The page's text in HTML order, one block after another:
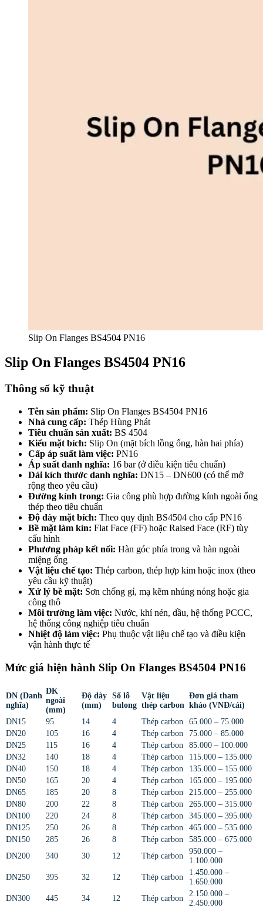
Slip On Flanges BS4504 PN16
Slip On Flanges BS4504 PN16
Thông số kỹ thuật
Tên sản phẩm: Slip On Flanges BS4504 PN16
Nhà cung cấp: Thép Hùng Phát
Tiêu chuẩn sản xuất: BS 4504
Kiểu mặt bích: Slip On (mặt bích lồng ống, hàn hai phía)
Cấp áp suất làm việc: PN16
Áp suất danh nghĩa: 16 bar (ở điều kiện tiêu chuẩn)
Dải kích thước danh nghĩa: DN15 – DN600 (có thể mở
rộng theo yêu cầu)
Đường kính trong: Gia công phù hợp đường kính ngoài ống
thép theo tiêu chuẩn
Độ dày mặt bích: Theo quy định BS4504 cho cấp PN16
Bề mặt làm kín: Flat Face (FF) hoặc Raised Face (RF) tùy
cấu hình
Phương pháp kết nối: Hàn góc phía trong và hàn ngoài
miệng ống
Vật liệu chế tạo: Thép carbon, thép hợp kim hoặc inox (theo
yêu cầu kỹ thuật)
Xử lý bề mặt: Sơn chống gỉ, mạ kẽm nhúng nóng hoặc gia
công thô
Môi trường làm việc: Nước, khí nén, dầu, hệ thống PCCC,
hệ thống công nghiệp tiêu chuẩn
Nhiệt độ làm việc: Phụ thuộc vật liệu chế tạo và điều kiện
vận hành thực tế
Mức giá hiện hành Slip On Flanges BS4504 PN16
DN (Danh
nghĩa)
ĐK
ngoài
(mm)
Độ dày
(mm)
Số lỗ
bulong
Vật liệu
thép carbon
Đơn giá tham
khảo (VNĐ/cái)
DN15
95 14 4 Thép carbon
65.000 – 75.000
DN20
105 16 4 Thép carbon
75.000 – 85.000
DN25
115 16 4 Thép carbon
85.000 – 100.000
DN32
140 18 4 Thép carbon
115.000 – 135.000
DN40
150 18 4 Thép carbon
135.000 – 155.000
DN50
165 20 4 Thép carbon
165.000 – 195.000
DN65
185 20 8 Thép carbon
215.000 – 255.000
DN80
200 22 8 Thép carbon
265.000 – 315.000
DN100
220 24 8 Thép carbon
345.000 – 395.000
DN125
250 26 8 Thép carbon
465.000 – 535.000
DN150
285 26 8 Thép carbon
585.000 – 675.000
DN200
340 30 12 Thép carbon
950.000 –
1.100.000
DN250
395 32 12 Thép carbon
1.450.000 –
1.650.000
DN300
445 34 12 Thép carbon
2.150.000 –
2.450.000